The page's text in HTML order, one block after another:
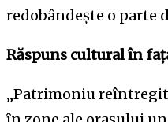
redobândește o parte
Răspuns cultural în
„Patrimoniu